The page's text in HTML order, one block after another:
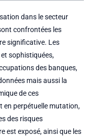
dans le secteur
confrontées les
significative. Les
sophistiquées,
des banques,
mais aussi la
de ces
en perpétuelle mutation,
des risques
est exposé, ainsi que les